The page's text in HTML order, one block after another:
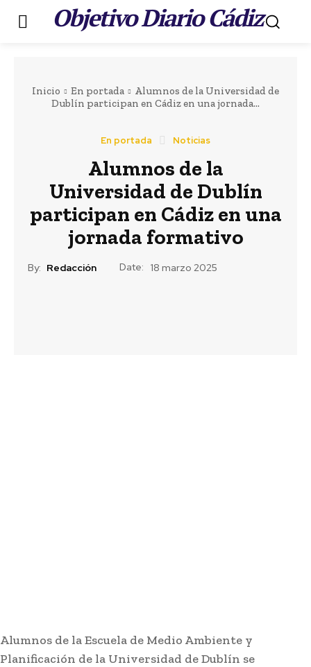
Objetivo Diario Cádiz.
Inicio En portada
Alumnos de la Universidad de
Dublín participan en Cádiz en una jornada...
En portada Noticias
Alumnos de la
Universidad de Dublín
participan en Cádiz en una
jornada formativo
By: Redacción Date: 18 marzo 2025
Alumnos de la Escuela de Medio Ambiente y
Planificación de la Universidad de Dublín se